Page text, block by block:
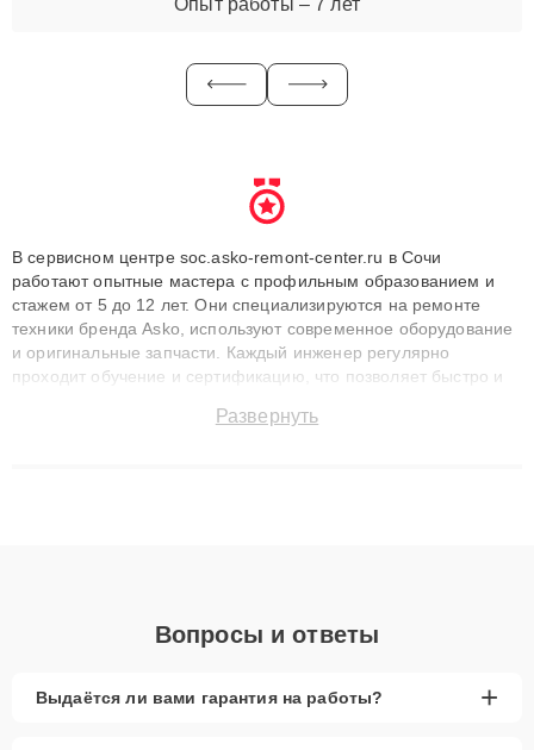
В сервисном центре soc.asko-remont-center.ru в Сочи
работают опытные мастера с профильным образованием и
стажем от 5 до 12 лет. Они специализируются на ремонте
техники бренда Asko, используют современное оборудование
и оригинальные запчасти. Каждый инженер регулярно
проходит обучение и сертификацию, что позволяет быстро и
сохранением гарантии до 3 лет. Наши мастера решают
Развернуть
Вопросы и ответы
Выдаётся ли вами гарантия на работы? +